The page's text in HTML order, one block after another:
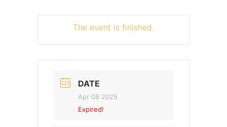
The event is finished.
DATE
Apr 08 2025
Expired!